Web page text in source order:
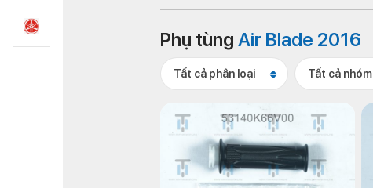
Phụ tùng Air Blade 2016
Tất cả phân loại Tất cả nhóm